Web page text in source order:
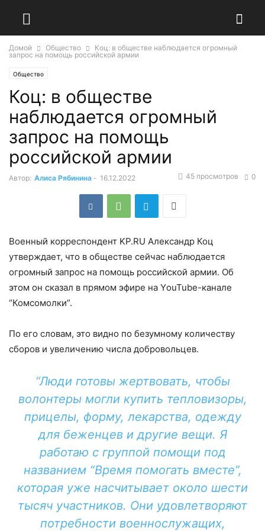
Домой Общество
Коц: в обществе наблюдается огромный
запрос на помощь российской армии
Общество
Коц: в обществе
наблюдается огромный
запрос на помощь
российской армии
Автор: Алиса Рябинина - 16.12.2022 0
45 просмотров
Военный корреспондент KP.RU Александр Коц
утверждает, что в обществе сейчас наблюдается
огромный запрос на помощь российской армии. Об
этом он сказал в прямом эфире на YоuTube-канале
“Комсомолки”.
По его словам, это видно по безумному количеству
сборов и увеличению числа добровольцев.
“Люди готовы жертвовать, чтобы
волонтеры могли купить тепловизоры,
прицелы, форму, лекарства, одежду
для беженцев и другие вещи. Я
работаю с группой помощи под
названием “Время помогать вместе”,
которая уже насчитывает около шести
тысяч участников. Они удовлетворяют
потребности военнослужащих,